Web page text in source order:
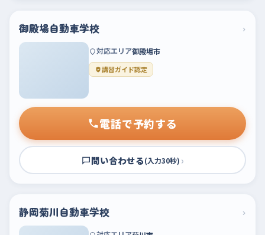
御殿場自動車学校 ›
対応エリア御殿場市
講習ガイド認定
電話で予約する
問い合わせる(入力30秒) ›
静岡菊川自動車学校 ›